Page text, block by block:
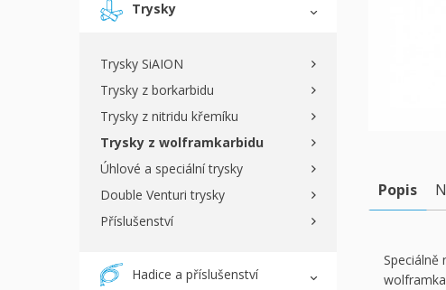
Trysky
Trysky SiAION
Trysky z borkarbidu
Trysky z nitridu křemíku
Trysky z wolframkarbidu
Úhlové a speciální trysky
Double Venturi trysky
Příslušenství
Hadice a příslušenství
Popis
Speciálně